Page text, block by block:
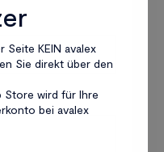
Seite KEIN avalex
Sie direkt über den
Store wird für Ihre
bei avalex